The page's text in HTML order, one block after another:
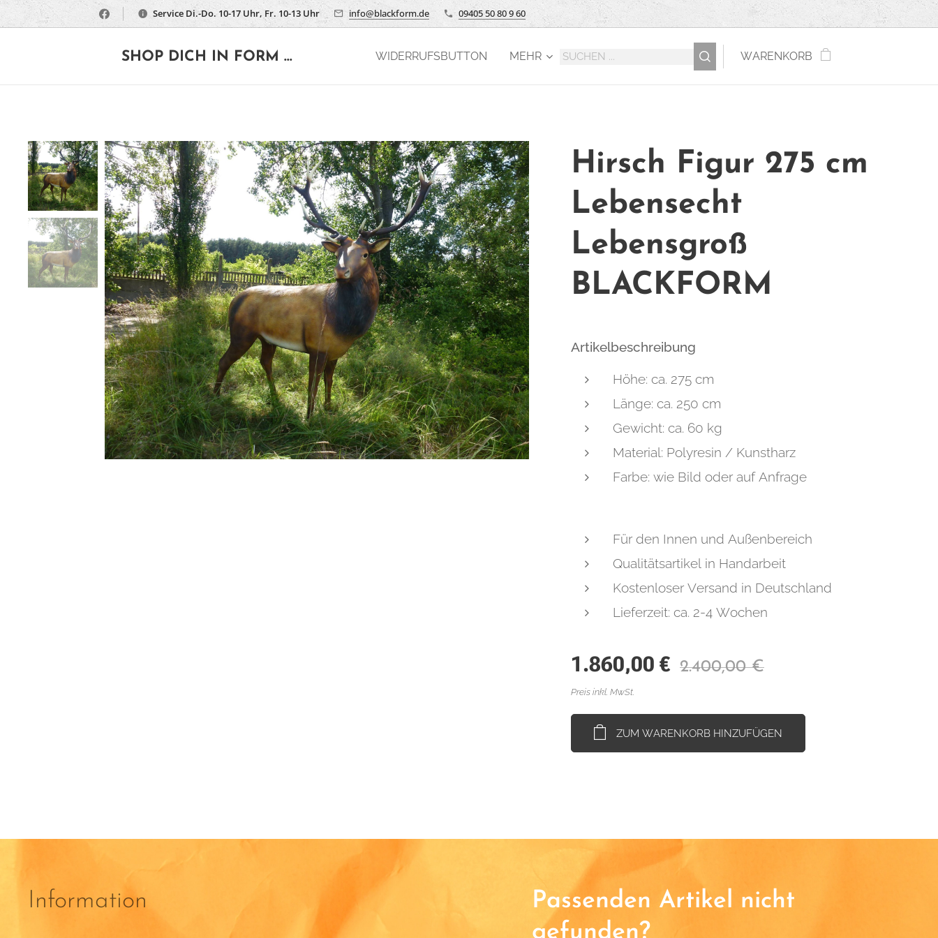
Service Di.-Do. 10-17 Uhr, Fr. 10-13 Uhr info@blackform.de 09405 50 80 9 60
SHOP DICH IN FORM ... WIDERRUFSBUTTON MEHR WARENKORB
Hirsch Figur 275 cm
Lebensecht
Lebensgroß
BLACKFORM
Artikelbeschreibung
Höhe: ca. 275 cm
Länge: ca. 250 cm
Gewicht: ca. 60 kg
Material: Polyresin / Kunstharz
Farbe: wie Bild oder auf Anfrage
Für den Innen und Außenbereich
Qualitätsartikel in Handarbeit
Kostenloser Versand in Deutschland
Lieferzeit: ca. 2-4 Wochen
1.860,00 € 2.400,00€
Preis inkl. MwSt.
ZUM WARENKORB HINZUFÜGEN
Information
Passenden Artikel nicht
gefunden?